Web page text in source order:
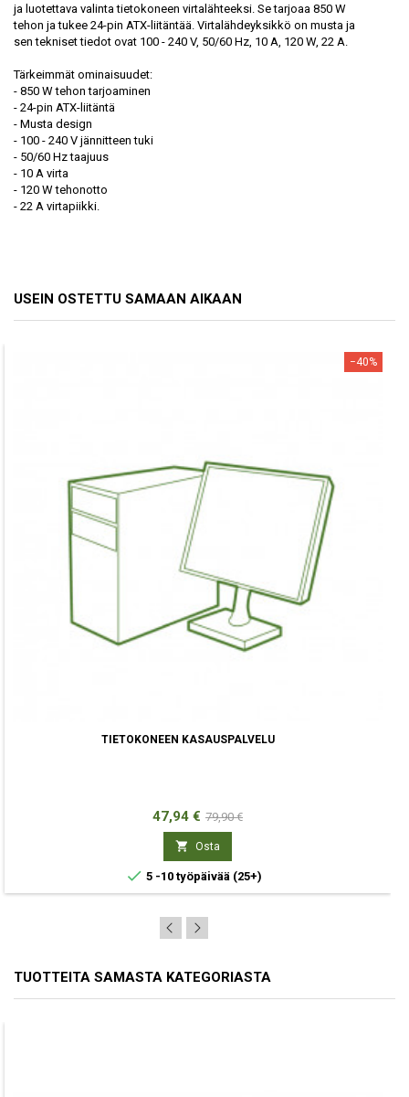
ja luotettava valinta tietokoneen virtalähteeksi. Se tarjoaa 850 W
tehon ja tukee 24-pin ATX-liitäntää. Virtalähdeyksikkö on musta ja
sen tekniset tiedot ovat 100 - 240 V, 50/60 Hz, 10 A, 120 W, 22 A.
Tärkeimmät ominaisuudet:
- 850 W tehon tarjoaminen
- 24-pin ATX-liitäntä
- Musta design
- 100 - 240 V jännitteen tuki
- 50/60 Hz taajuus
- 10 A virta
- 120 W tehonotto
- 22 A virtapiikki.
USEIN OSTETTU SAMAAN AIKAAN
−40%
TIETOKONEEN KASAUSPALVELU
Hinta
47,94 € Normaali
hinta
79,90 €
 Osta
 5 -10 työpäivää (25+)
TUOTTEITA SAMASTA KATEGORIASTA